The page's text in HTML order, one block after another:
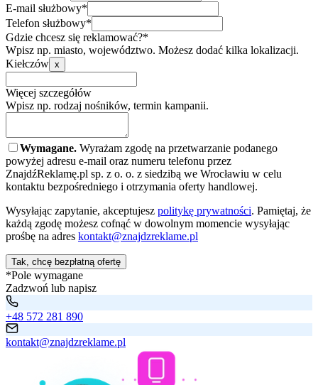
E-mail służbowy*
Telefon służbowy*
Gdzie chcesz się reklamować?*
Wpisz np. miasto, województwo. Możesz dodać kilka lokalizacji.
Kiełczów x
Więcej szczegółów
Wpisz np. rodzaj nośników, termin kampanii.
Wymagane. Wyrażam zgodę na przetwarzanie podanego
powyżej adresu e-mail oraz numeru telefonu przez
ZnajdźReklamę.pl sp. z o. o. z siedzibą we Wrocławiu w celu
kontaktu bezpośredniego i otrzymania oferty handlowej.
Wysyłając zapytanie, akceptujesz politykę prywatności. Pamiętaj, że
każdą zgodę możesz cofnąć w dowolnym momencie wysyłając
prośbę na adres kontakt@znajdzreklame.pl
Tak, chcę bezpłatną ofertę
*Pole wymagane
Zadzwoń lub napisz
+48 572 281 890
kontakt@znajdzreklame.pl